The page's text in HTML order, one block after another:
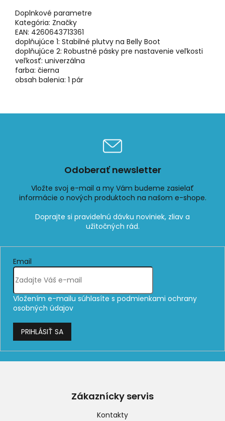
Doplnkové parametre
Kategória: Značky
EAN: 4260643713361
doplňujúce 1: Stabilné plutvy na Belly Boot
doplňujúce 2: Robustné pásky pre nastavenie veľkosti
veľkosť: univerzálna
farba: čierna
obsah balenia: 1 pár
Odoberať newsletter
Vložte svoj e-mail a my Vám budeme zasielať
informácie o nových produktoch na našom e-shope.
Email
Vložením e-mailu súhlasíte s podmienkami ochrany
osobných údajov
PRIHLÁSIŤ SA
Zákaznícky servis
Kontakty